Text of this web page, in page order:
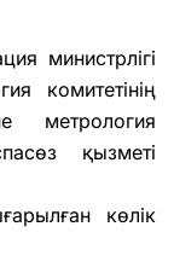
министрлігі
комитетінің
метрология
қызметі
көлік